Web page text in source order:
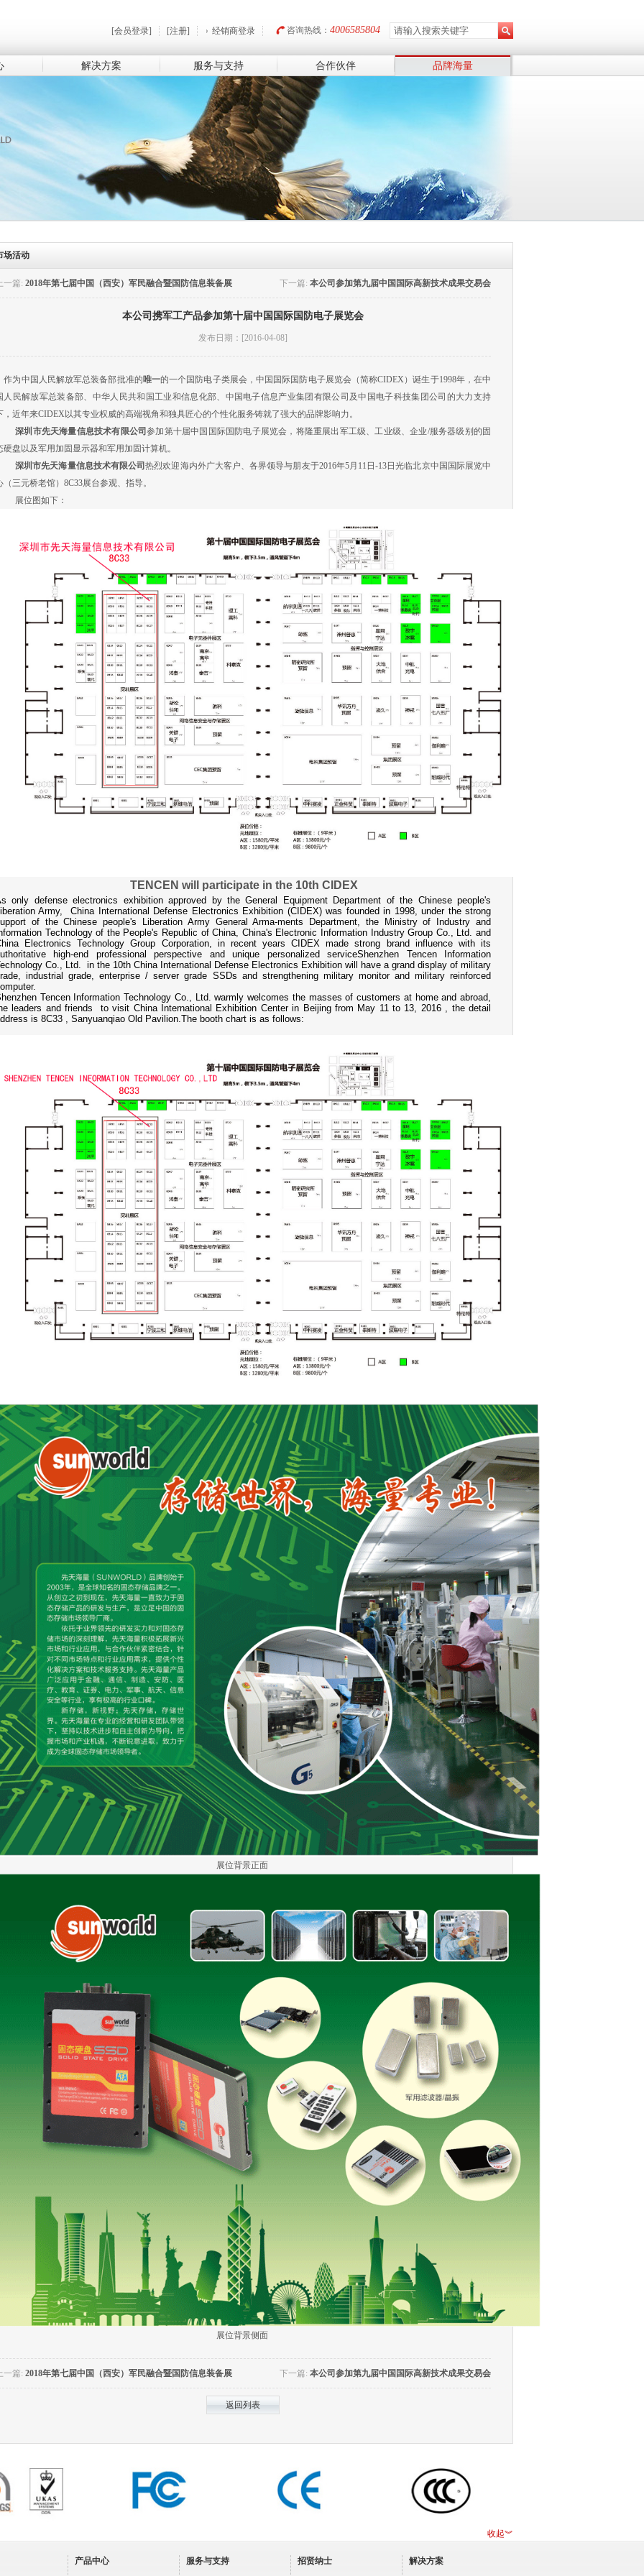
[会员登录] [注册] 经销商登录 咨询热线： 4006585804
解决方案 服务与支持 合作伙伴 品牌海量
场活动
上一篇: 2018年第七届中国（西安）军民融合暨国防信息装备展 下一篇: 本公司参加第九届中国国际高新技术成果交易会
本公司携军工产品参加第十届中国国际国防电子展览会
发布日期：[2016-04-08]
作为中国人民解放军总装备部批准的唯一的一个国防电子类展会，中国国际国防电子展览会（简称CIDEX）诞生于1998年，在中
人民解放军总装备部、中华人民共和国工业和信息化部、中国电子信息产业集团有限公司及中国电子科技集团公司的大力支持
，近年来CIDEX以其专业权威的高端视角和独具匠心的个性化服务铸就了强大的品牌影响力。
深圳市先天海量信息技术有限公司参加第十届中国国际国防电子展览会，将隆重展出军工级、工业级、企业/服务器级别的固
硬盘以及军用加固显示器和军用加固计算机。
深圳市先天海量信息技术有限公司热烈欢迎海内外广大客户、各界领导与朋友于2016年5月 11 日-13日光临北京中国国际展览中
（三元桥老馆） 8C33展台参观、指导。
展位图如下：
TENCEN will participate in the 10th CIDEX
only defense electronics exhibition approved by the General Equipment Department of the Chinese people's
Army, China International Defense Electronics Exhibition (CIDEX) was founded in 1998, under the strong
of the Chinese people's Liberation Army General Arma-ments Department, the Ministry of Industry and
Technology of the People's Republic of China, China's Electronic Information Industry Group Co., Ltd. and
Electronics Technology Group Corporation, in recent years CIDEX made strong brand influence with its
high-end professional perspective and unique personalized serviceShenzhen Tencen Information
Co., Ltd. in the 10th China International Defense Electronics Exhibition will have a grand display of military
industrial grade, enterprise / server grade SSDs and strengthening military monitor and military reinforced
Tencen Information Technology Co., Ltd. warmly welcomes the masses of customers at home and abroad,
leaders and friends to visit China International Exhibition Center in Beijing from May 11 to 13, 2016 , the detail
is 8C33 , Sanyuanqiao Old Pavilion.The booth chart is as follows:
展位背景正面
展位背景侧面
上一篇: 2018年第七届中国（西安）军民融合暨国防信息装备展 下一篇: 本公司参加第九届中国国际高新技术成果交易会
返回列表
收起︾
产品中心 服务与支持 招贤纳士 解决方案